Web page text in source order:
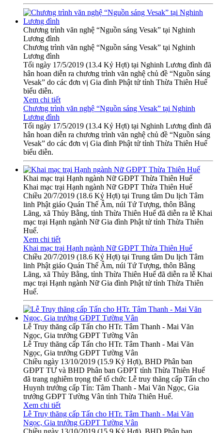
Chương trình văn nghệ “Nguồn sáng Vesak” tại Nghinh
Lương đình
Chương trình văn nghệ “Nguồn sáng Vesak” tại Nghinh
Lương đình
Tối ngày 17/5/2019 (13.4 Kỷ Hợi) tại Nghinh Lương đình đã
hân hoan diễn ra chương trình văn nghệ chủ đề “Nguồn sáng
Vesak” do các đơn vị Gia đình Phật tử tỉnh Thừa Thiên Huế
biểu diễn.
Xem chi tiết
Chương trình văn nghệ “Nguồn sáng Vesak” tại Nghinh
Lương đình
Tối ngày 17/5/2019 (13.4 Kỷ Hợi) tại Nghinh Lương đình đã
hân hoan diễn ra chương trình văn nghệ chủ đề “Nguồn sáng
Vesak” do các đơn vị Gia đình Phật tử tỉnh Thừa Thiên Huế
biểu diễn.
Khai mạc trại Hạnh ngành Nữ GĐPT Thừa Thiên Huế
Khai mạc trại Hạnh ngành Nữ GĐPT Thừa Thiên Huế
Chiều 20/7/2019 (18.6 Kỷ Hợi) tại Trung tâm Du lịch Tâm
linh Phật giáo Quán Thế Âm, núi Tứ Tượng, thôn Bằng
Lãng, xã Thủy Bằng, tỉnh Thừa Thiên Huế đã diễn ra lễ Khai
mạc trại Hạnh ngành Nữ Gia đình Phật tử tỉnh Thừa Thiên
Huế.
Xem chi tiết
Khai mạc trại Hạnh ngành Nữ GĐPT Thừa Thiên Huế
Chiều 20/7/2019 (18.6 Kỷ Hợi) tại Trung tâm Du lịch Tâm
linh Phật giáo Quán Thế Âm, núi Tứ Tượng, thôn Bằng
Lãng, xã Thủy Bằng, tỉnh Thừa Thiên Huế đã diễn ra lễ Khai
mạc trại Hạnh ngành Nữ Gia đình Phật tử tỉnh Thừa Thiên
Huế.
Lễ Truy thăng cấp Tấn cho HTr. Tâm Thanh - Mai Văn
Ngọc, Gia trưởng GĐPT Tường Vân
Lễ Truy thăng cấp Tấn cho HTr. Tâm Thanh - Mai Văn
Ngọc, Gia trưởng GĐPT Tường Vân
Chiều ngày 13/10/2019 (15.9 Kỷ Hợi), BHD Phân ban
GĐPT TƯ và BHD Phân ban GĐPT tỉnh Thừa Thiên Huế
đã trang nghiêm trọng thể tổ chức Lễ truy thăng cấp Tấn cho
Huynh trưởng cấp Tín: Tâm Thanh - Mai Văn Ngọc, Gia
trưởng GĐPT Tường Vân tỉnh Thừa Thiên Huế.
Xem chi tiết
Lễ Truy thăng cấp Tấn cho HTr. Tâm Thanh - Mai Văn
Ngọc, Gia trưởng GĐPT Tường Vân